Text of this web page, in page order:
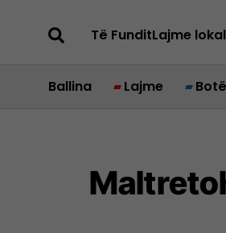
Të FunditLajme
Ballina Lajme Botë